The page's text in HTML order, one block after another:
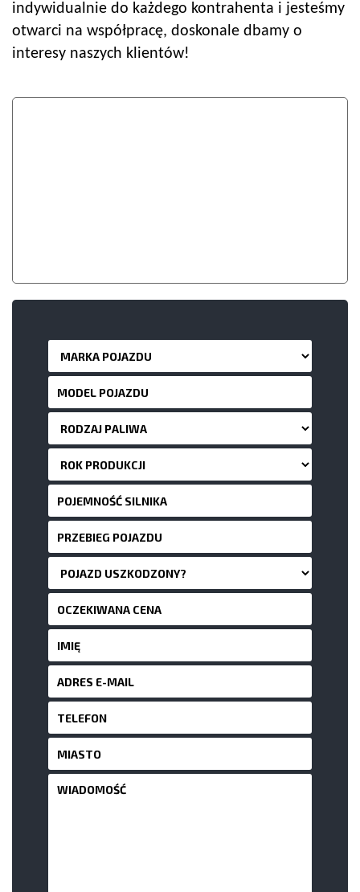
indywidualnie do każdego kontrahenta i jesteśmy
otwarci na współpracę, doskonale dbamy o
interesy naszych klientów!